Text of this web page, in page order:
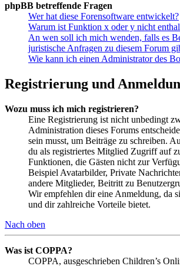
phpBB betreffende Fragen
Wer hat diese Forensoftware entwickelt?
Warum ist Funktion x oder y nicht
An wen soll ich mich wenden, falls es
juristische Anfragen zu diesem Forum
Wie kann ich einen Administrator des
Registrierung und
Wozu muss ich mich registrieren?
Eine Registrierung ist nicht unbedingt
Administration dieses Forums
sein musst, um Beiträge zu schreiben.
du als registriertes Mitglied Zugriff auf
Funktionen, die Gästen nicht zur
Beispiel Avatarbilder, Private
andere Mitglieder, Beitritt zu
Wir empfehlen dir eine Anmeldung, da
und dir zahlreiche Vorteile bietet.
Nach oben
Was ist COPPA?
COPPA, ausgeschrieben Children’s